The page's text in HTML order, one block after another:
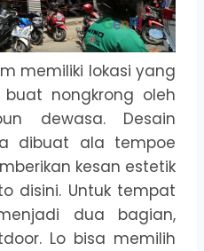
memiliki lokasi yang
nongkrong oleh
dewasa. Desain
dibuat ala tempoe
kesan estetik
disini. Untuk tempat
dua bagian,
Lo bisa memilih